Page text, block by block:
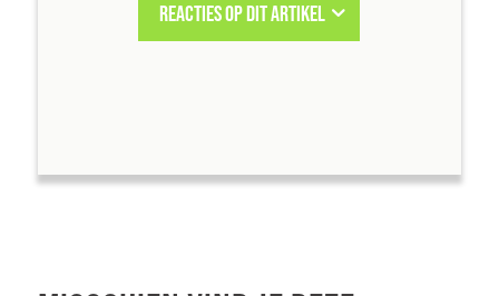
REACTIES OP DIT ARTIKEL